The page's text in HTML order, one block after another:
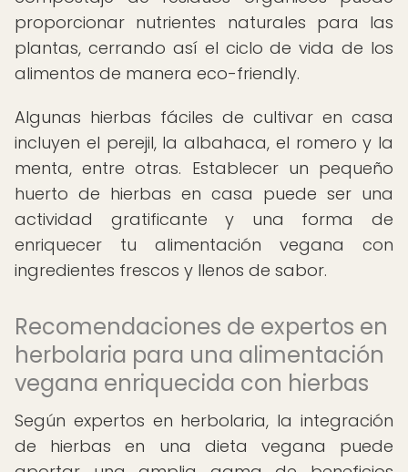
proporcionar nutrientes naturales para las
plantas, cerrando así el ciclo de vida de los
alimentos de manera eco-friendly.
Algunas hierbas fáciles de cultivar en casa
incluyen el perejil, la albahaca, el romero y la
menta, entre otras. Establecer un pequeño
huerto de hierbas en casa puede ser una
actividad gratificante y una forma de
enriquecer tu alimentación vegana con
ingredientes frescos y llenos de sabor.
Recomendaciones de expertos en
herbolaria para una alimentación
vegana enriquecida con hierbas
Según expertos en herbolaria, la integración
de hierbas en una dieta vegana puede